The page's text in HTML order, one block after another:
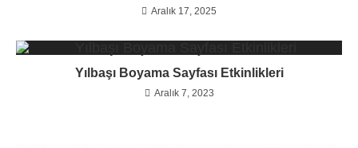
Aralık 17, 2025
Yılbaşı Boyama Sayfası Etkinlikleri
Aralık 7, 2023